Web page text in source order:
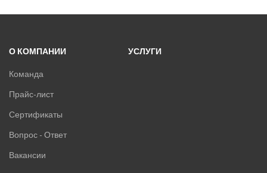
О КОМПАНИИ
Команда
Прайс-лист
Сертификаты
Вопрос - Ответ
Вакансии
УСЛУГИ